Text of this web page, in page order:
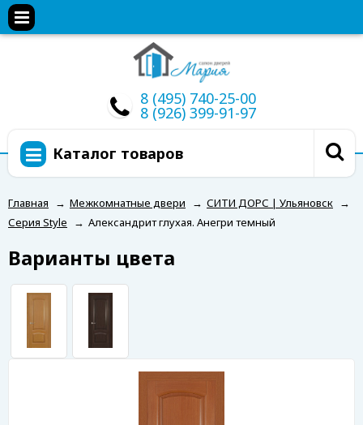
8 (495) 740-25-00
8 (926) 399-91-97
Каталог товаров
Главная → Межкомнатные двери → СИТИ ДОРС | Ульяновск →
Серия Style
→ Александрит глухая. Анегри темный
Варианты цвета